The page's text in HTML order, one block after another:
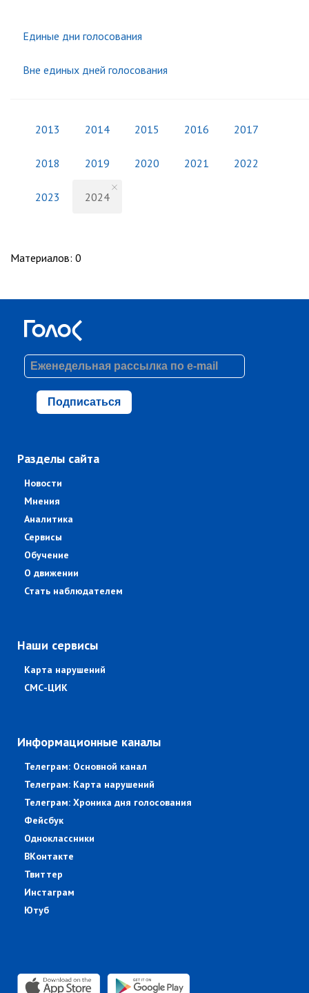
Единые дни голосования
Вне единых дней голосования
2013 2014 2015 2016 2017
2018 2019 2020 2021 2022
2023 2024
Материалов: 0
Подписаться
Разделы сайта
Новости
Мнения
Аналитика
Сервисы
Обучение
О движении
Стать наблюдателем
Наши сервисы
Карта нарушений
СМС-ЦИК
Информационные каналы
Телеграм: Основной канал
Телеграм: Карта нарушений
Телеграм: Хроника дня голосования
Фейсбук
Одноклассники
ВКонтакте
Твиттер
Инстаграм
Ютуб